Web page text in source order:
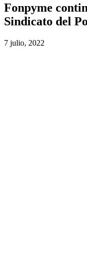
Fonpyme
Sindicato del
7 julio, 2022